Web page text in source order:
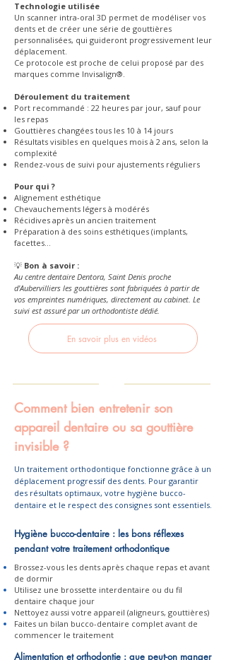
Technologie utilisée
Un scanner intra-oral 3D permet de modéliser vos
dents et de créer une série de gouttières
personnalisées, qui guideront progressivement leur
déplacement.
Ce protocole est proche de celui proposé par des
marques comme Invisalign®.
Déroulement du traitement
Port recommandé : 22 heures par jour, sauf pour
les repas
Gouttières changées tous les 10 à 14 jours
Résultats visibles en quelques mois à 2 ans, selon la
complexité
Rendez-vous de suivi pour ajustements réguliers
Pour qui ?
Alignement esthétique
Chevauchements légers à modérés
Récidives après un ancien traitement
Préparation à des soins esthétiques (implants,
facettes…
💡 Bon à savoir :
Au centre dentaire Dentora, Saint Denis proche
d'Aubervilliers les gouttières sont fabriquées à partir de
vos empreintes numériques, directement au cabinet. Le
suivi est assuré par un orthodontiste dédié.
En savoir plus en vidéos
Comment bien entretenir son
appareil dentaire ou sa gouttière
invisible ?
Un traitement orthodontique fonctionne grâce à un
déplacement progressif des dents. Pour garantir
des résultats optimaux, votre hygiène bucco-
dentaire et le respect des consignes sont essentiels.
Hygiène bucco-dentaire : les bons réflexes
pendant votre traitement orthodontique
Brossez-vous les dents après chaque repas et avant
de dormir
Utilisez une brossette interdentaire ou du fil
dentaire chaque jour
Nettoyez aussi votre appareil (aligneurs, gouttières)
Faites un bilan bucco-dentaire complet avant de
commencer le traitement
Alimentation et orthodontie : que peut-on manger